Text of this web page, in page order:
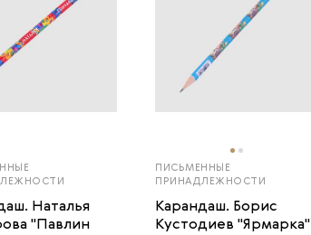
Наталья
"Павлин
ПИСЬМЕННЫЕ
ПРИНАДЛЕЖНОСТИ
Карандаш. Борис
Кустодиев "Ярмарка"